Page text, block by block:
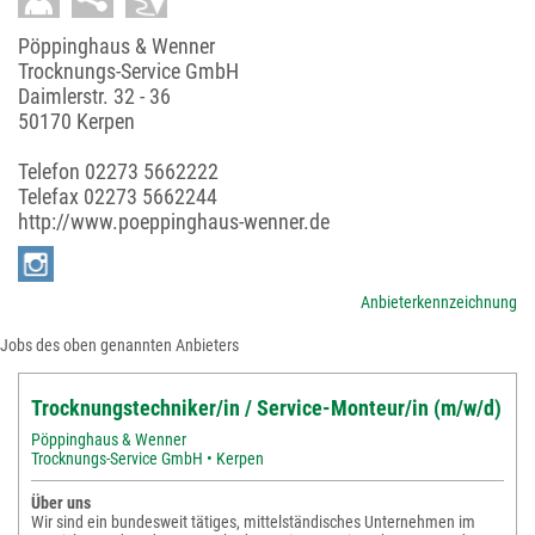
Pöppinghaus & Wenner
Trocknungs-Service GmbH
Daimlerstr. 32 - 36
50170 Kerpen
Telefon 02273 5662222
Telefax 02273 5662244
http://www.poeppinghaus-wenner.de
Anbieterkennzeichnung
Jobs des oben genannten Anbieters
Trocknungstechniker/in / Service-Monteur/in (m/w/d)
Pöppinghaus & Wenner
Trocknungs-Service GmbH • Kerpen
Über uns
Wir sind ein bundesweit tätiges, mittelständisches Unternehmen im